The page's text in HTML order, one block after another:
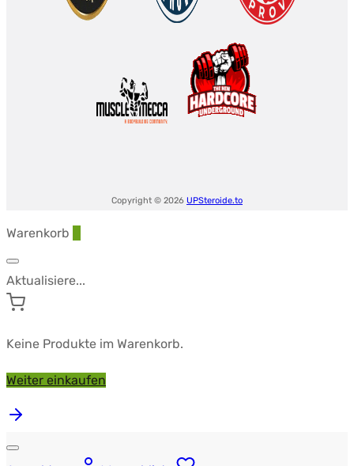
Copyright © 2026 UPSteroide.to
Warenkorb
Aktualisiere...
Keine Produkte im Warenkorb.
Weiter einkaufen